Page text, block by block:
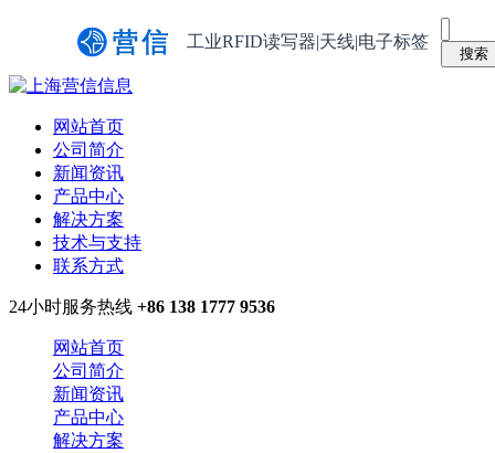
工业RFID读写器|天线|电子标签
网站首页
公司简介
新闻资讯
产品中心
解决方案
技术与支持
联系方式
24小时服务热线 +86 138 1777 9536
网站首页
公司简介
新闻资讯
产品中心
解决方案